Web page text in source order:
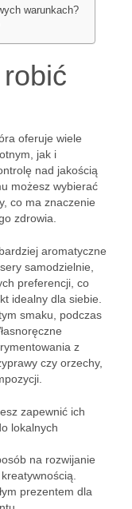
warunkach?
oferuje wiele
jak i
nad jakością
możesz wybierać
co ma znaczenie
zdrowia.
aromatyczne
samodzielnie,
preferencji, co
idealny dla siebie.
smaku, podczas
z
czy orzechy,
zapewnić ich
lokalnych
na rozwijanie
prezentem dla